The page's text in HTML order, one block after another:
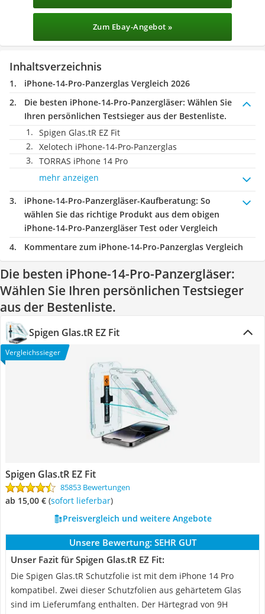
Zum Ebay-Angebot »
Inhaltsverzeichnis
iPhone-14-Pro-Panzerglas Vergleich 2026
Die besten iPhone-14-Pro-Panzergläser: Wählen Sie
Ihren persönlichen Testsieger aus der Bestenliste.
Spigen Glas.tR EZ Fit
Xelotech iPhone-14-Pro-Panzerglas
TORRAS iPhone 14 Pro
mehr anzeigen
iPhone-14-Pro-Panzergläser-Kaufberatung: So
wählen Sie das richtige Produkt aus dem obigen
iPhone-14-Pro-Panzergläser Test oder Vergleich
Kommentare zum iPhone-14-Pro-Panzerglas Vergleich
Die besten iPhone-14-Pro-Panzergläser:
Wählen Sie Ihren persönlichen Testsieger
aus der Bestenliste.
Spigen Glas.tR EZ Fit
Vergleichssieger
Spigen Glas.tR EZ Fit
85853 Bewertungen
ab 15,00 € ( Sofort lieferbar)
Preisvergleich und weitere Angebote
Unsere Bewertung: SEHR GUT
Unser Fazit für Spigen Glas.tR EZ Fit:
Die Spigen Glas.tR Schutzfolie ist mit dem iPhone 14 Pro
kompatibel. Zwei dieser Schutzfolien aus gehärtetem Glas
sind im Lieferumfang enthalten. Der Härtegrad von 9H